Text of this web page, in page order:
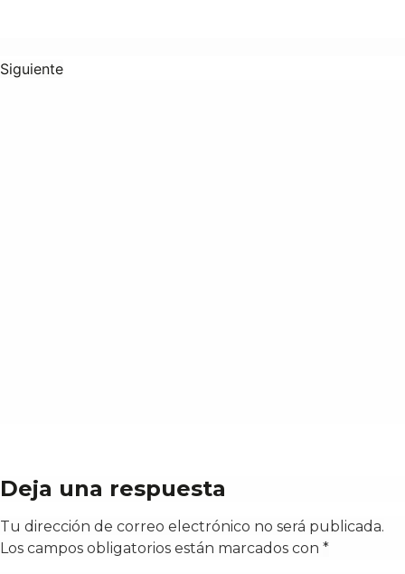
Siguiente
Deja una respuesta
Tu dirección de correo electrónico no será publicada.
Los campos obligatorios están marcados con *